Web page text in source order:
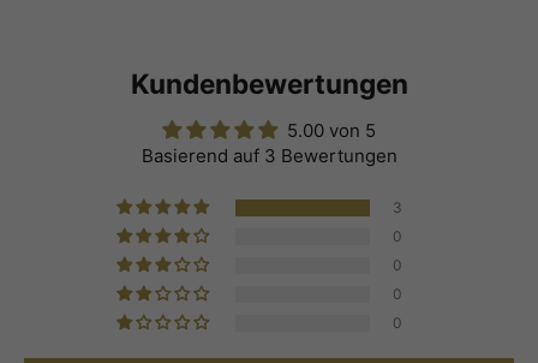
Kundenbewertungen
5.00 von 5
Basierend auf 3 Bewertungen
3
0
0
0
0